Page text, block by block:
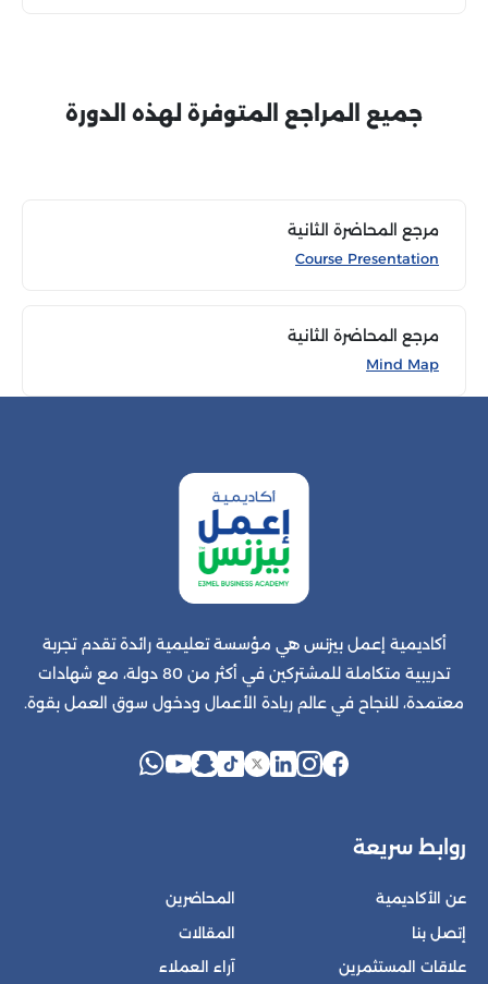
جميع المراجع المتوفرة لهذه الدورة
مرجع المحاضرة الثانية
Course Presentation
مرجع المحاضرة الثانية
Mind Map
أكاديمية إعمل بيزنس هي مؤسسة تعليمية رائدة تقدم تجربة
تدريبية متكاملة للمشتركين في أكثر من 80 دولة، مع شهادات
معتمدة، للنجاح في عالم ريادة الأعمال ودخول سوق العمل بقوة.
روابط سريعة
عن الأكاديمية
إتصل بنا
علاقات المستثمرين
المحاضرين
المقالات
آراء العملاء